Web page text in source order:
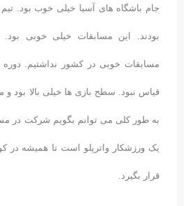
جام باشگاه های آسیا خیلی خوب بود.
بودند. این مسابقات خیلی خوبی
مسابقات خوبی در کشور نداشتیم. دوره
قیاس نبود. سطح بازی ها خیلی بالا بود و
به طور کلی می توانم بگویم شرکت در
یک ورزشکار واترپلو است تا همیشه در
قرار بگیرد.